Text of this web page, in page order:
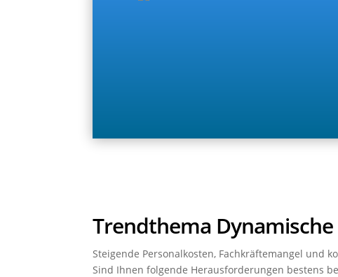
Trendthema
Steigende Personalkosten, Fachkräftemangel und
Sind Ihnen folgende Herausforderungen bestens